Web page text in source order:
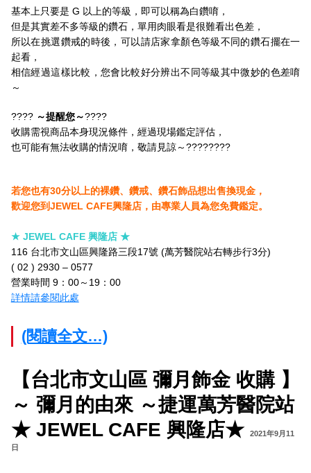
基本上只要是 G 以上的等級，即可以稱為白鑽唷，
但是其實差不多等級的鑽石，單用肉眼看是很難看出色差，
所以在挑選鑽戒的時後，可以請店家拿顏色等級不同的鑽石擺在一
起看，
相信經過這樣比較，您會比較好分辨出不同等級其中微妙的色差唷
～
???? ～提醒您～????
收購需視商品本身現況條件，經過現場鑑定評估，
也可能有無法收購的情況唷，敬請見諒～????????
若您也有30分以上的裸鑽、鑽戒、鑽石飾品想出售換現金，
歡迎您到JEWEL CAFE興隆店，由專業人員為您免費鑑定。
★ JEWEL CAFE 興隆店 ★
116 台北市文山區興隆路三段17號 (萬芳醫院站右轉步行3分)
( 02 ) 2930 – 0577
營業時間 9：00～19：00
詳情請參閱此處
(閱讀全文…)
【台北市文山區 彌月飾金 收購 】
～ 彌月的由來 ～捷運萬芳醫院站
★ JEWEL CAFE 興隆店★
2021年9月11
日